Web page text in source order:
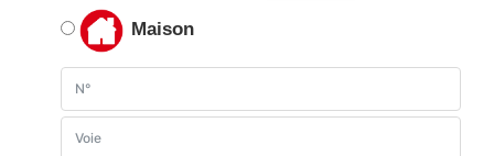
Maison